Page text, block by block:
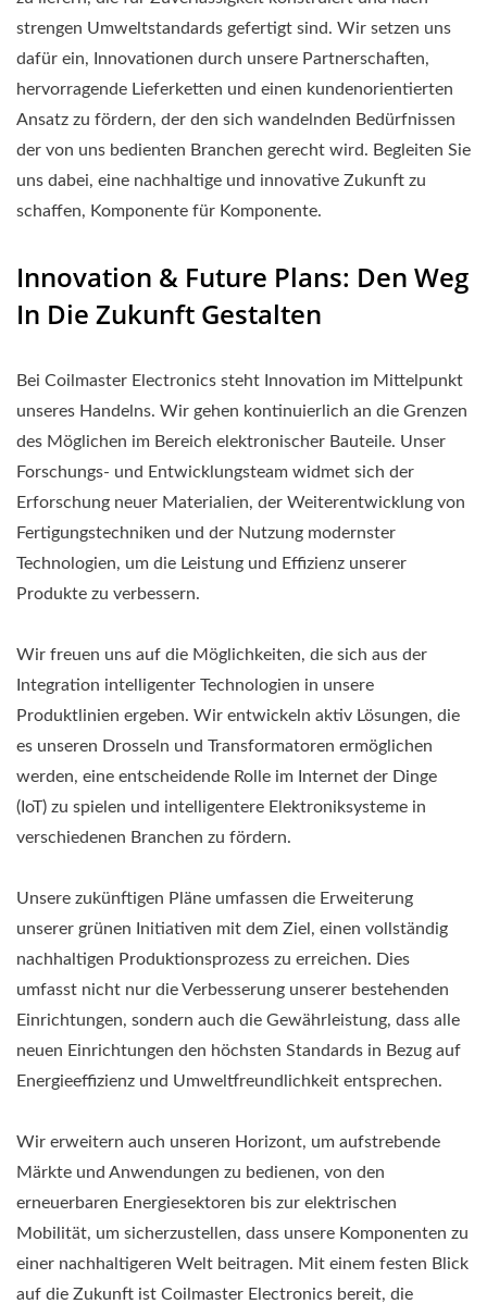
strengen Umweltstandards gefertigt sind. Wir setzen uns
dafür ein, Innovationen durch unsere Partnerschaften,
hervorragende Lieferketten und einen kundenorientierten
Ansatz zu fördern, der den sich wandelnden Bedürfnissen
der von uns bedienten Branchen gerecht wird. Begleiten Sie
uns dabei, eine nachhaltige und innovative Zukunft zu
schaffen, Komponente für Komponente.
Innovation & Future Plans: Den Weg
In Die Zukunft Gestalten
Bei Coilmaster Electronics steht Innovation im Mittelpunkt
unseres Handelns. Wir gehen kontinuierlich an die Grenzen
des Möglichen im Bereich elektronischer Bauteile. Unser
Forschungs- und Entwicklungsteam widmet sich der
Erforschung neuer Materialien, der Weiterentwicklung von
Fertigungstechniken und der Nutzung modernster
Technologien, um die Leistung und Effizienz unserer
Produkte zu verbessern.
Wir freuen uns auf die Möglichkeiten, die sich aus der
Integration intelligenter Technologien in unsere
Produktlinien ergeben. Wir entwickeln aktiv Lösungen, die
es unseren Drosseln und Transformatoren ermöglichen
werden, eine entscheidende Rolle im Internet der Dinge
(IoT) zu spielen und intelligentere Elektroniksysteme in
verschiedenen Branchen zu fördern.
Unsere zukünftigen Pläne umfassen die Erweiterung
unserer grünen Initiativen mit dem Ziel, einen vollständig
nachhaltigen Produktionsprozess zu erreichen. Dies
umfasst nicht nur die Verbesserung unserer bestehenden
Einrichtungen, sondern auch die Gewährleistung, dass alle
neuen Einrichtungen den höchsten Standards in Bezug auf
Energieeffizienz und Umweltfreundlichkeit entsprechen.
Wir erweitern auch unseren Horizont, um aufstrebende
Märkte und Anwendungen zu bedienen, von den
erneuerbaren Energiesektoren bis zur elektrischen
Mobilität, um sicherzustellen, dass unsere Komponenten zu
einer nachhaltigeren Welt beitragen. Mit einem festen Blick
auf die Zukunft ist Coilmaster Electronics bereit, die